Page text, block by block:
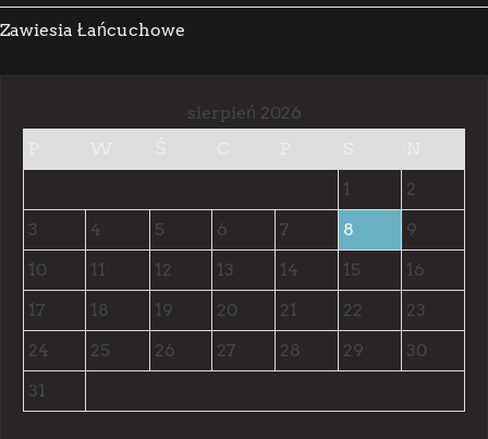
Zawiesia Łańcuchowe
sierpień 2026
1
2
3
4 5 6 7 8
9
10
11 12 13 14 15
16
17
18 19 20 21 22
23
24
25 26 27 28 29
30
31